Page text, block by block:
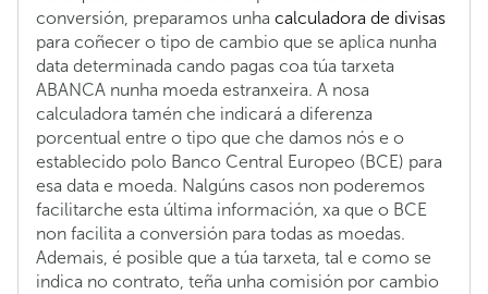
conversión, preparamos unha calculadora de divisas
para coñecer o tipo de cambio que se aplica nunha
data determinada cando pagas coa túa tarxeta
ABANCA nunha moeda estranxeira. A nosa
calculadora tamén che indicará a diferenza
porcentual entre o tipo que che damos nós e o
establecido polo Banco Central Europeo (BCE) para
esa data e moeda. Nalgúns casos non poderemos
facilitarche esta última información, xa que o BCE
non facilita a conversión para todas as moedas.
Ademais, é posible que a túa tarxeta, tal e como se
indica no contrato, teña unha comisión por cambio